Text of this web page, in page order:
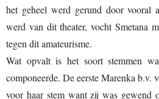
het geheel werd gerund door vooral
werd van dit theater, vocht Smetana
tegen dit amateurisme.
Wat opvalt is het soort stemmen
componeerde. De eerste Marenka b.v.
voor haar stem want zij was gewend